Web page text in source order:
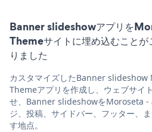
Banner slideshowアプリを
Themeサイトに埋め込むことが
りました
カスタマイズしたBanner
Themeアプリを作成し、ウェブサイ
せ、Banner slideshowをMoroseta
ジ、投稿、サイドバー、フッター、
す地点。